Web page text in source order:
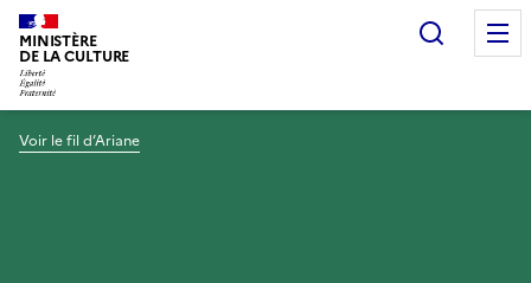
MINISTÈRE
DE LA CULTURE
Voir le fil d’Ariane